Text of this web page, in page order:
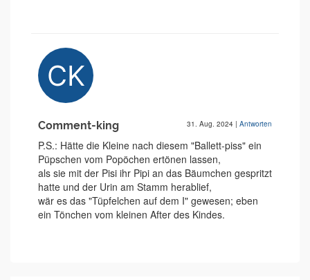
Comment-king 31. Aug. 2024 | Antworten
P.S.: Hätte die Kleine nach diesem "Ballett-piss" ein
Püpschen vom Popöchen ertönen lassen,
als sie mit der Pisi ihr Pipi an das Bäumchen gespritzt
hatte und der Urin am Stamm herablief,
wär es das "Tüpfelchen auf dem I" gewesen; eben
ein Tönchen vom kleinen After des Kindes.